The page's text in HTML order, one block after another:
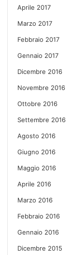
Aprile 2017
Marzo 2017
Febbraio 2017
Gennaio 2017
Dicembre 2016
Novembre 2016
Ottobre 2016
Settembre 2016
Agosto 2016
Giugno 2016
Maggio 2016
Aprile 2016
Marzo 2016
Febbraio 2016
Gennaio 2016
Dicembre 2015